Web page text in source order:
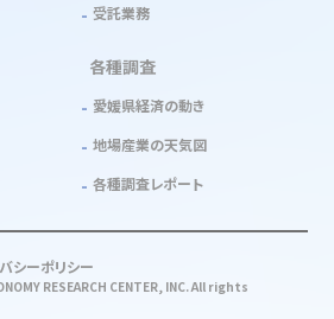
受託業務
各種調査
愛媛県経済の動き
地場産業の天気図
各種調査レポート
シーポリシー
RESEARCH CENTER, INC. All rights